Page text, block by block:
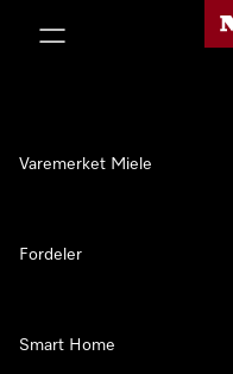
Varemerket Miele
Fordeler
Smart Home